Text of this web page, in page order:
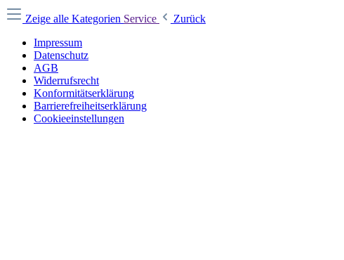
Zeige alle Kategorien Service
Zurück
Impressum
Datenschutz
AGB
Widerrufsrecht
Konformitätserklärung
Barrierefreiheitserklärung
Cookieeinstellungen